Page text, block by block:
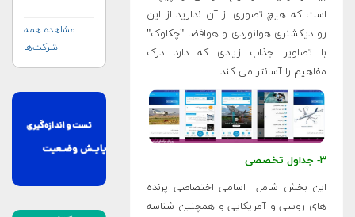
است که هیچ تصوری از آن ندارید از این
رو دیکشنری هوانوردی و هوافضا "چکاوک"
با تصاویر جذاب زیادی که دارد درک
مفاهیم را آسانتر می کند.
۳- جداول تخصصی
این بخش شامل اسامی اختصاصی پرنده
های روسی و آمریکایی و همچنین شناسه
مشاهده همه
شرکت‌ها